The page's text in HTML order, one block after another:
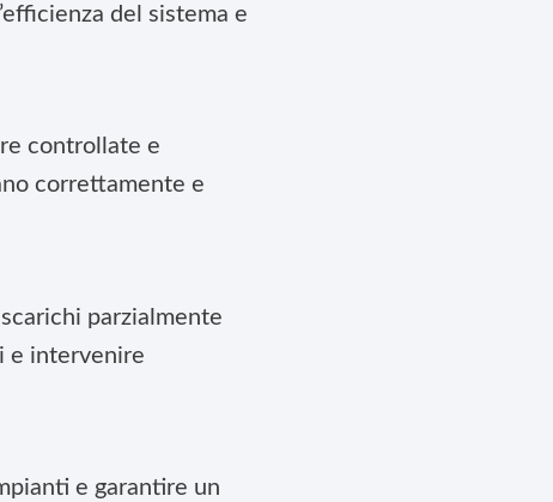
del sistema e
controllate e
correttamente e
parzialmente
e intervenire
e garantire un